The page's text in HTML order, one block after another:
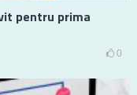
pentru prima
0